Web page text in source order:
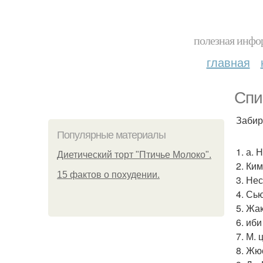
полезная
главная
Популярные материалы
Диетический торт "Птичье Молоко".
15 фактов о похудении.
1. а.
2.
3.
4.
5.
6.
7. М.
8.